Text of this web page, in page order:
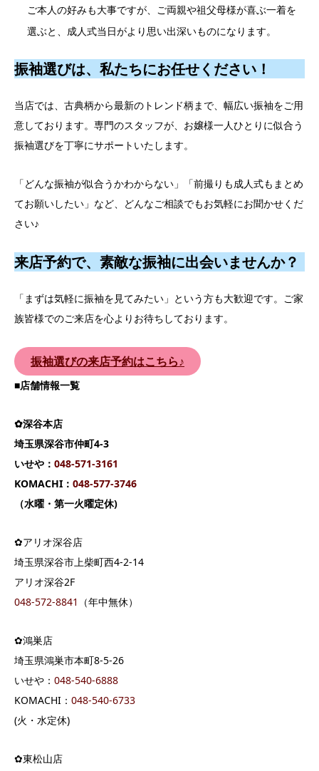
ご本人の好みも大事ですが、ご両親や祖父母様が喜ぶ一着を
選ぶと、成人式当日がより思い出深いものになります。
振袖選びは、私たちにお任せください！
当店では、古典柄から最新のトレンド柄まで、幅広い振袖をご用
意しております。専門のスタッフが、お嬢様一人ひとりに似合う
振袖選びを丁寧にサポートいたします。
「どんな振袖が似合うかわからない」「前撮りも成人式もまとめ
てお願いしたい」など、どんなご相談でもお気軽にお聞かせくだ
さい♪
来店予約で、素敵な振袖に出会いませんか？
「まずは気軽に振袖を見てみたい」という方も大歓迎です。ご家
族皆様でのご来店を心よりお待ちしております。
振袖選びの来店予約はこちら♪
■店舗情報一覧
✿深谷本店
埼玉県深谷市仲町4-3
いせや： 048-571-3161
KOMACHI： 048-577-3746
（水曜・第一火曜定休)
✿アリオ深谷店
埼玉県深谷市上柴町西4-2-14
アリオ深谷2F
048-572-8841
（年中無休）
✿鴻巣店
埼玉県鴻巣市本町8-5-26
いせや： 048-540-6888
KOMACHI： 048-540-6733
(火・水定休)
✿東松山店